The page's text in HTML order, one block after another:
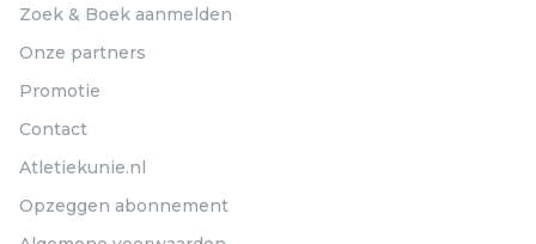
Zoek & Boek aanmelden
Onze partners
Promotie
Contact
Atletiekunie.nl
Opzeggen abonnement